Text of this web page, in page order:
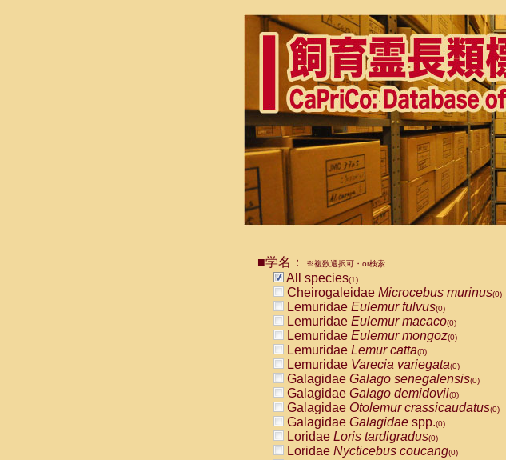
■学名： ※複数選択可・or検索
All species(1)
Cheirogaleidae Microcebus murinus(0)
Lemuridae Eulemur fulvus(0)
Lemuridae Eulemur macaco(0)
Lemuridae Eulemur mongoz(0)
Lemuridae Lemur catta(0)
Lemuridae Varecia variegata(0)
Galagidae Galago senegalensis(0)
Galagidae Galago demidovii(0)
Galagidae Otolemur crassicaudatus(0)
Galagidae Galagidae spp.(0)
Loridae Loris tardigradus(0)
Loridae Nycticebus coucang(0)